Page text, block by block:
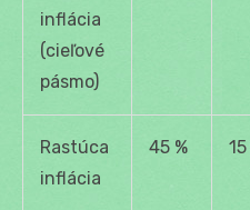
inflácia
(cieľové
pásmo)
Rastúca
inflácia
45 % 15